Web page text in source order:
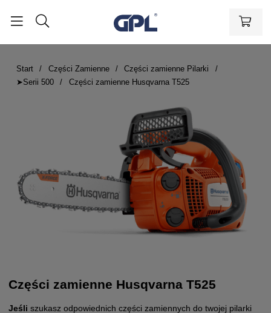
Start Części Zamienne
Części zamienne Pilarki
➤Serii 500
Części zamienne Husqvarna T525
Części zamienne Husqvarna T525
Jeśli szukasz odpowiednich części zamiennych do twojej pilarki